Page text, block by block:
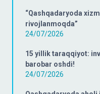
“Qashqadaryoda
rivojlanmoqda”
24/07/2026
15 yillik taraqqiyot:
barobar oshdi!
24/07/2026